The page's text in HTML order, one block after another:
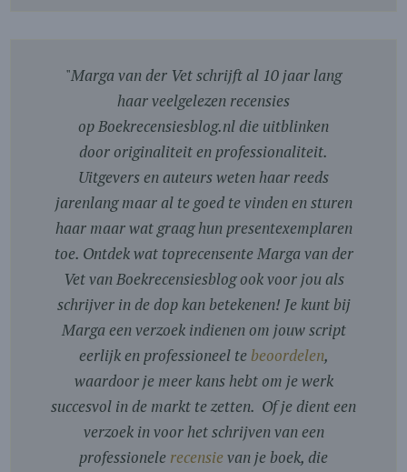
"Marga van der Vet schrijft al 10 jaar lang
haar veelgelezen recensies
op Boekrecensiesblog.nl die uitblinken
door originaliteit en professionaliteit.
Uitgevers en auteurs weten haar reeds
jarenlang maar al te goed te vinden en sturen
haar maar wat graag hun presentexemplaren
toe. Ontdek wat toprecensente Marga van der
Vet van Boekrecensiesblog ook voor jou als
schrijver in de dop kan betekenen! Je kunt bij
Marga een verzoek indienen om jouw script
eerlijk en professioneel te beoordelen,
waardoor je meer kans hebt om je werk
succesvol in de markt te zetten. Of je dient een
verzoek in voor het schrijven van een
professionele recensievan je boek, die